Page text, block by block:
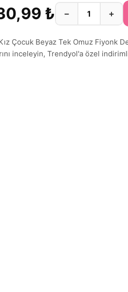
₺ − +
Çocuk Beyaz Tek Omuz Fiyonk
inceleyin, Trendyol'a özel